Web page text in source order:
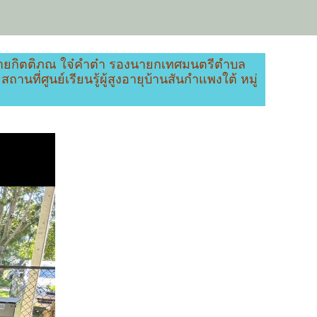
กิตติภณ ใจ๋คำต๋า รองนายกเทศมนตรีตำบล
ถานที่ศูนย์เรียนรู้ผู้สูงอายุบ้านสันกำแพงใต้ หมู่